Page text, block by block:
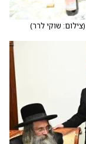
(צילום: שוקי לרר)